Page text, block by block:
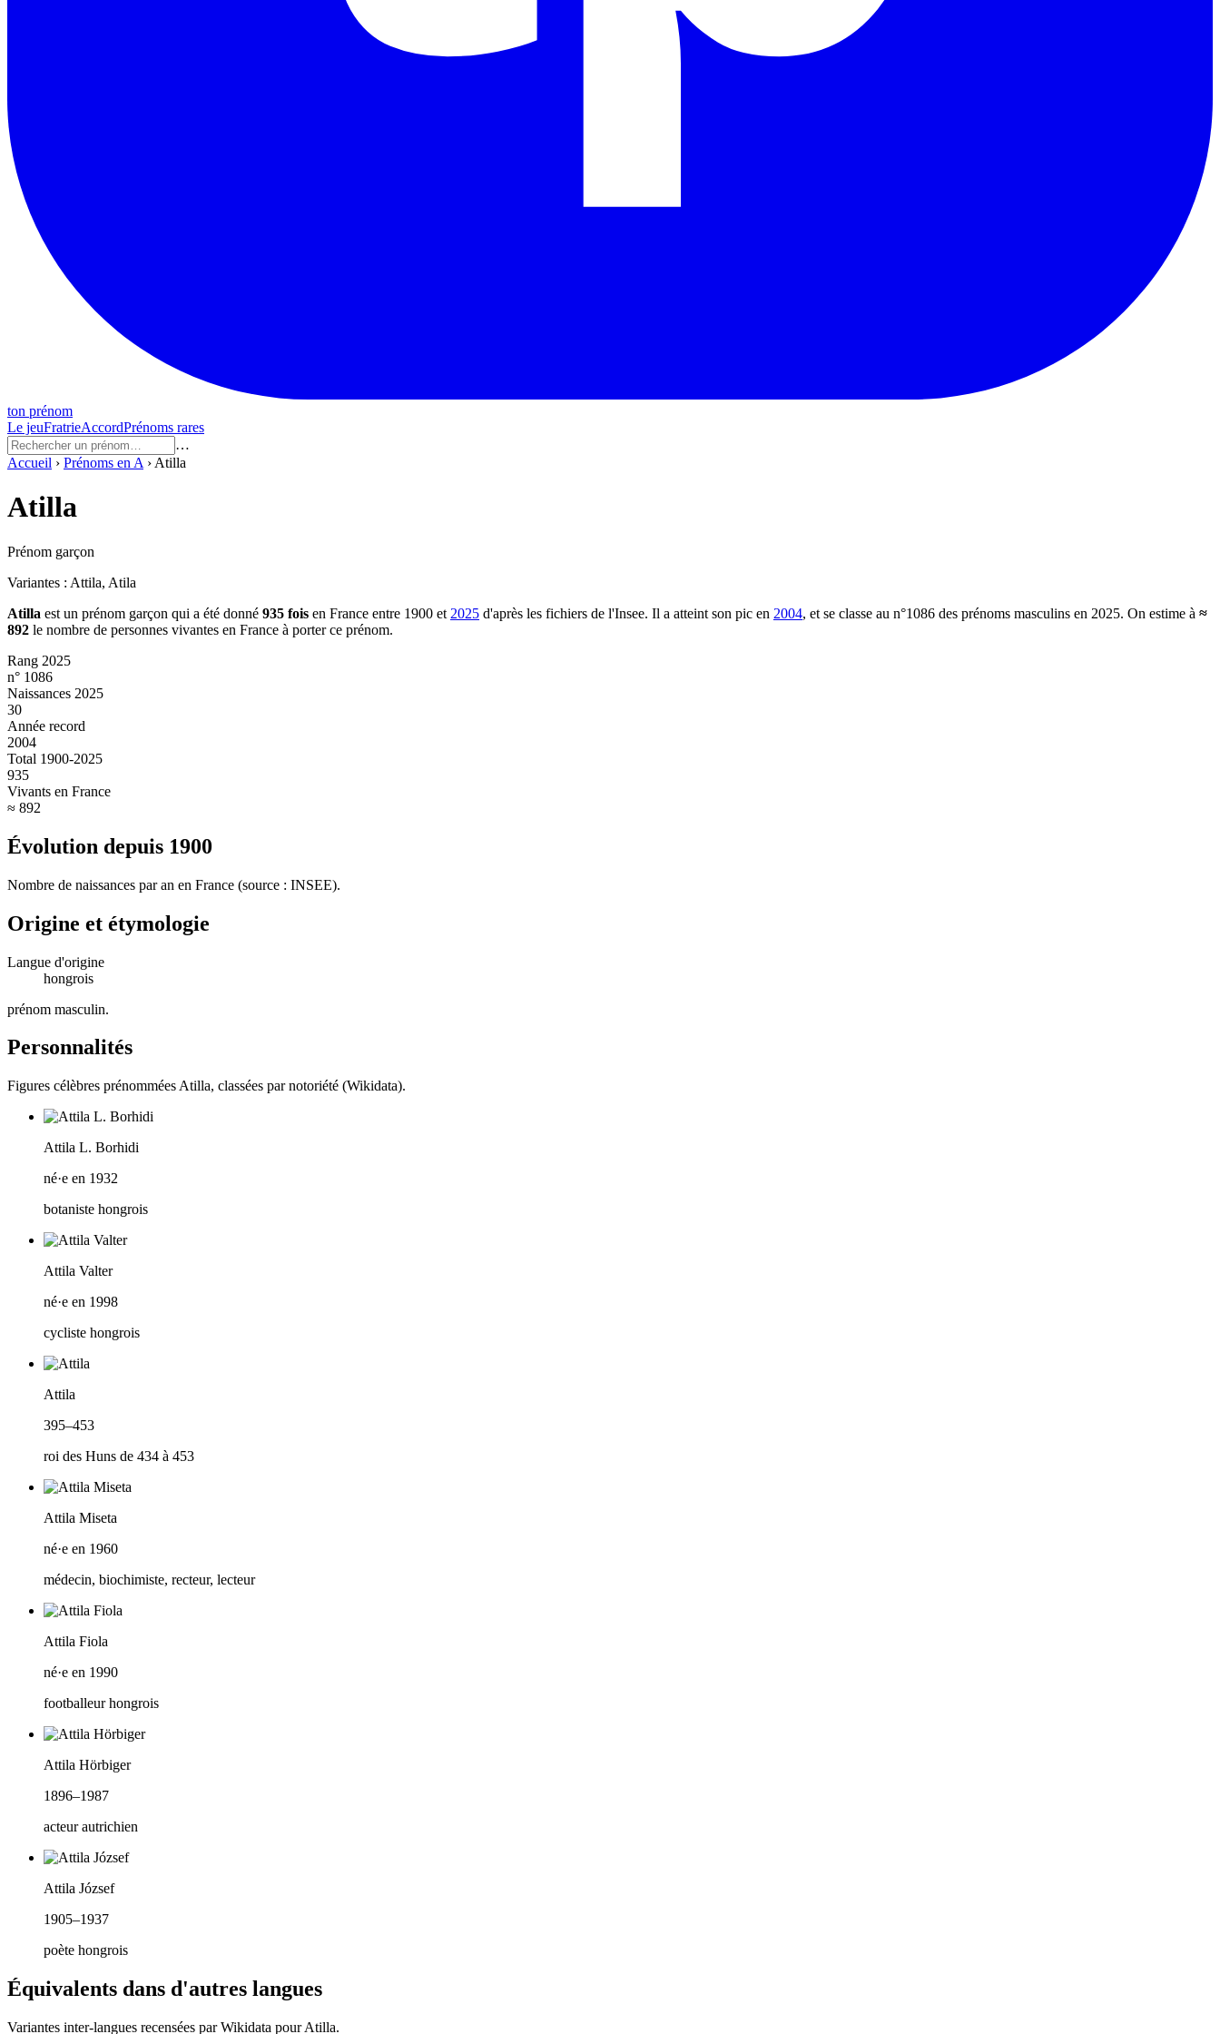
ton prénom
Le jeuFratrieAccordPrénoms rares
…
Accueil › Prénoms en A › Atilla
Atilla
Prénom garçon
Variantes : Attila, Atila
Atilla est un prénom garçon qui a été donné 935 fois en France entre 1900 et 2025 d'après les fichiers de l'Insee. Il a atteint son pic en 2004, et se classe au n°1086 des prénoms masculins en 2025. On estime à ≈
892 le nombre de personnes vivantes en France à porter ce prénom.
Rang 2025
n° 1086
Naissances 2025
30
Année record
2004
Total 1900-2025
935
Vivants en France
≈ 892
Évolution depuis 1900
Nombre de naissances par an en France (source : INSEE).
Origine et étymologie
Langue d'origine
hongrois
prénom masculin.
Personnalités
Figures célèbres prénommées Atilla, classées par notoriété (Wikidata).
Attila L. Borhidi
né·e en 1932
botaniste hongrois
Attila Valter
né·e en 1998
cycliste hongrois
Attila
395–453
roi des Huns de 434 à 453
Attila Miseta
né·e en 1960
médecin, biochimiste, recteur, lecteur
Attila Fiola
né·e en 1990
footballeur hongrois
Attila Hörbiger
1896–1987
acteur autrichien
Attila József
1905–1937
poète hongrois
Équivalents dans d'autres langues
Variantes inter-langues recensées par Wikidata pourAtilla.